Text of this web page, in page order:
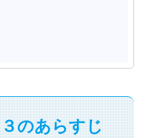
のあらすじ